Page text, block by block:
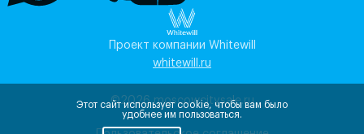
©2026moscowcitysale.ru
Проект компании Whitewill
whitewill.ru
Этот сайт использует cookie, чтобы вам было
удобнее им пользоваться.